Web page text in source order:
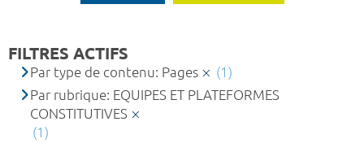
FILTRES ACTIFS
Par type de contenu: Pages
(1)
Par rubrique: EQUIPES ET PLATEFORMES
CONSTITUTIVES
(1)